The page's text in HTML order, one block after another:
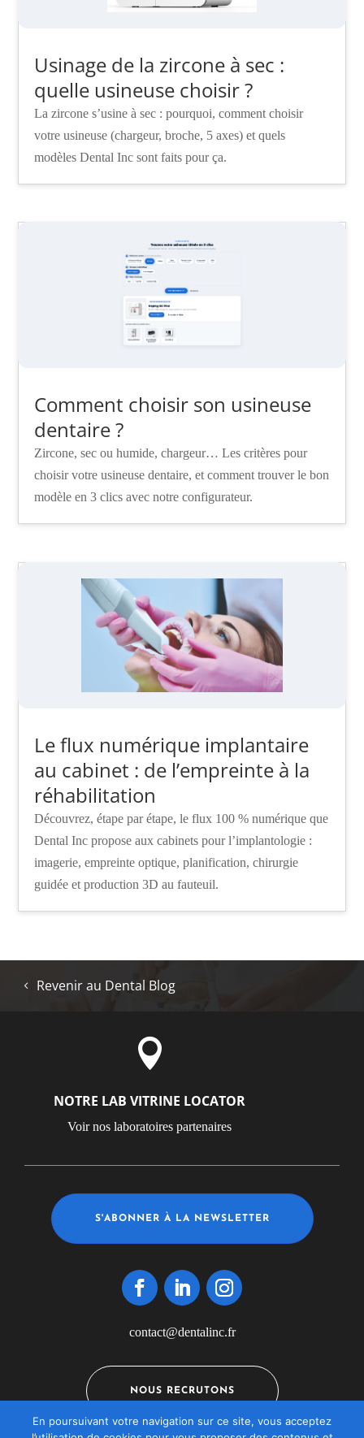
Usinage de la zircone à sec :
quelle usineuse choisir ?
La zircone s’usine à sec : pourquoi, comment choisir
votre usineuse (chargeur, broche, 5 axes) et quels
modèles Dental Inc sont faits pour ça.
Comment choisir son usineuse
dentaire ?
Zircone, sec ou humide, chargeur… Les critères pour
choisir votre usineuse dentaire, et comment trouver le bon
modèle en 3 clics avec notre configurateur.
Le flux numérique implantaire
au cabinet : de l’empreinte à la
réhabilitation
Découvrez, étape par étape, le flux 100 % numérique que
Dental Inc propose aux cabinets pour l’implantologie :
imagerie, empreinte optique, planification, chirurgie
guidée et production 3D au fauteuil.
Revenir au Dental Blog

NOTRE LAB VITRINE LOCATOR
Voir nos laboratoires partenaires
S'ABONNER À LA NEWSLETTER
contact@dentalinc.fr
NOUS RECRUTONS
En poursuivant votre navigation sur ce site, vous acceptez